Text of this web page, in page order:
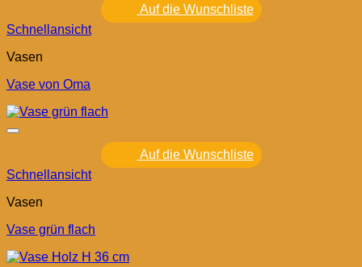
Auf die Wunschliste
Schnellansicht
Vasen
Vase von Oma
Auf die Wunschliste
Schnellansicht
Vasen
Vase grün flach